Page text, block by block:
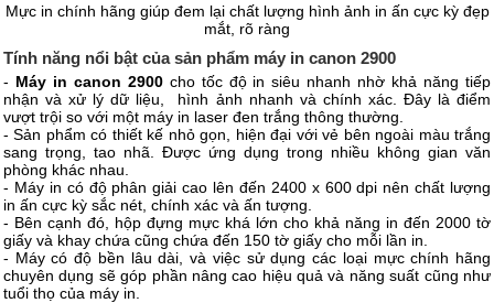
Mực in chính hãng giúp đem lại chất lượng hình ảnh in ấn cực kỳ đẹp
mắt, rõ ràng
Tính năng nổi bật của sản phẩm máy in canon 2900
- Máy in canon 2900cho tốc độ in siêu nhanh nhờ khả năng tiếp
nhận và xử lý dữ liệu, hình ảnh nhanh và chính xác. Đây là điểm
vượt trội so với một máy in laser đen trắng thông thường.
- Sản phẩm có thiết kế nhỏ gọn, hiện đại với vẻ bên ngoài màu trắng
sang trọng, tao nhã. Được ứng dụng trong nhiều không gian văn
phòng khác nhau.
- Máy in có độ phân giải cao lên đến 2400 x 600 dpi nên chất lượng
in ấn cực kỳ sắc nét, chính xác và ấn tượng.
- Bên cạnh đó, hộp đựng mực khá lớn cho khả năng in đến 2000 tờ
giấy và khay chứa cũng chứa đến 150 tờ giấy cho mỗi lần in.
- Máy có độ bền lâu dài, và việc sử dụng các loại mực chính hãng
chuyên dụng sẽ góp phần nâng cao hiệu quả và năng suất cũng như
tuổi thọ của máy in.